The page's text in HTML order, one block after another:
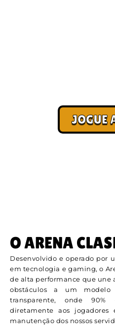
JOGUE
O ARENA
Desenvolvido e operado por
em tecnologia e gaming, o
de alta performance que une
obstáculos a um modelo
transparente, onde 90%
diretamente aos jogadores
manutenção dos nossos